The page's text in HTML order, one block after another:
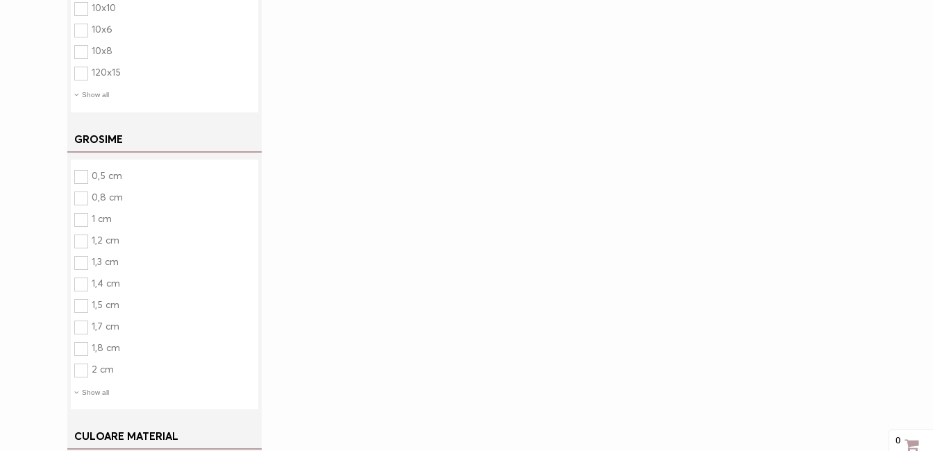
10x10
10x6
10x8
120x15
Show all
GROSIME
0,5 cm
0,8 cm
1 cm
1,2 cm
1,3 cm
1,4 cm
1,5 cm
1,7 cm
1,8 cm
2 cm
Show all
CULOARE MATERIAL 0